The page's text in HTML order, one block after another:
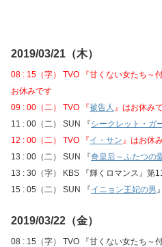
2019/03/21（木）
08 : 15（字） TVO 『甘くない女たち～
お休みです
09 : 00（二） TVO 『被告人 』はお休み
11 : 00（二） SUN 『シークレット・ガ
12 : 00（二） TVO 『イ・サン』はお休
13 : 00（二） SUN 『奇皇后～ふたつの
13 : 30（字） KBS 『輝くロマンス』第
15 : 05（二） SUN 『イニョン王妃の男
2019/03/22（金）
08 : 15（字） TVO 『甘くない女たち～